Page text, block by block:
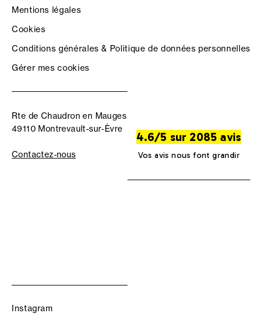
Mentions légales
Cookies
Conditions générales & Politique de données personnelles
Gérer mes cookies
Rte de Chaudron en Mauges
49110 Montrevault-sur-Èvre
Contactez-nous
4.6/5 sur 2085 avis
Vos avis nous font grandir
Instagram